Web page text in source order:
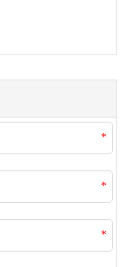
*
*
*